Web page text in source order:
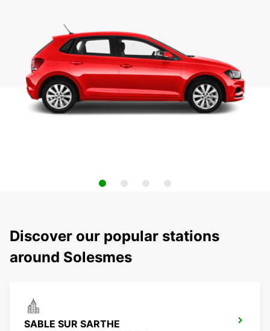
Discover our popular stations
around Solesmes
SABLE SUR SARTHE